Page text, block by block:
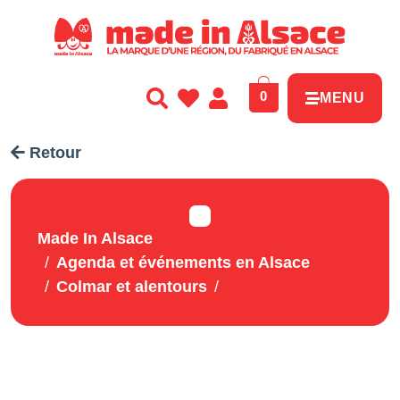
0 MENU
Retour
Made In Alsace
Agenda et événements en Alsace
Colmar et alentours